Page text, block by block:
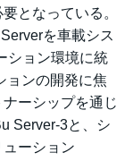
となっている。
を車載シス
ション環境に統
ョンの開発に焦
ーシップを通じ
Server-3と、シ
ーション